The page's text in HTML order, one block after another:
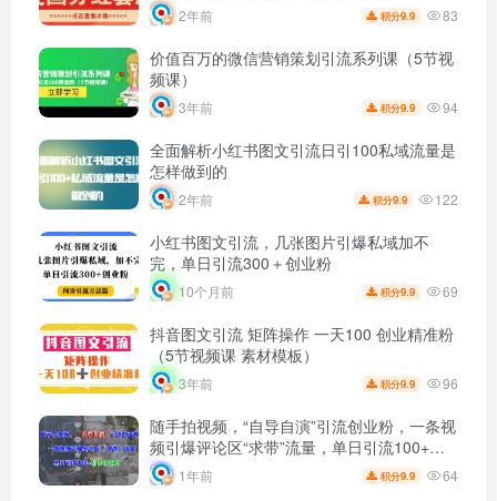
2年前 积分9.9 83
价值百万的微信营销策划引流系列课（5节视
频课）
3年前 积分9.9 94
全面解析小红书图文引流日引100私域流量是
怎样做到的
2年前 积分9.9 122
小红书图文引流，几张图片引爆私域加不
完，单日引流300＋创业粉
10个月前 积分9.9 69
抖音图文引流 矩阵操作 一天100 创业精准粉
（5节视频课 素材模板）
3年前 积分9.9 96
随手拍视频，“自导自演”引流创业粉，一条视
频引爆评论区“求带”流量，单日引流100+精
准创业粉
1年前 积分9.9 64